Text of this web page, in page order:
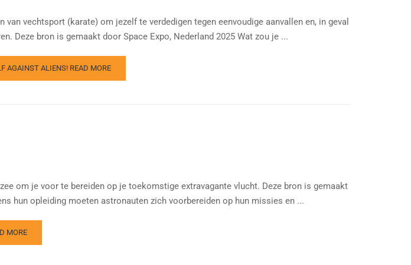
vechtsport (karate) om jezelf te verdedigen tegen eenvoudige aanvallen en, in geval
Deze bron is gemaakt door Space Expo, Nederland 2025 Wat zou je ...
AGAINST ALIENS! READ MORE
om je voor te bereiden op je toekomstige extravagante vlucht. Deze bron is gemaakt
hun opleiding moeten astronauten zich voorbereiden op hun missies en ...
MORE